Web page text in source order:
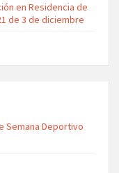
en Residencia de
de 3 de diciembre
Semana Deportivo